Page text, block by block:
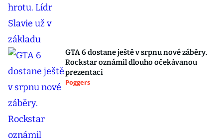
GTA 6 dostane ještě v srpnu nové záběry.
Rockstar oznámil dlouho očekávanou
prezentaci
Poggers